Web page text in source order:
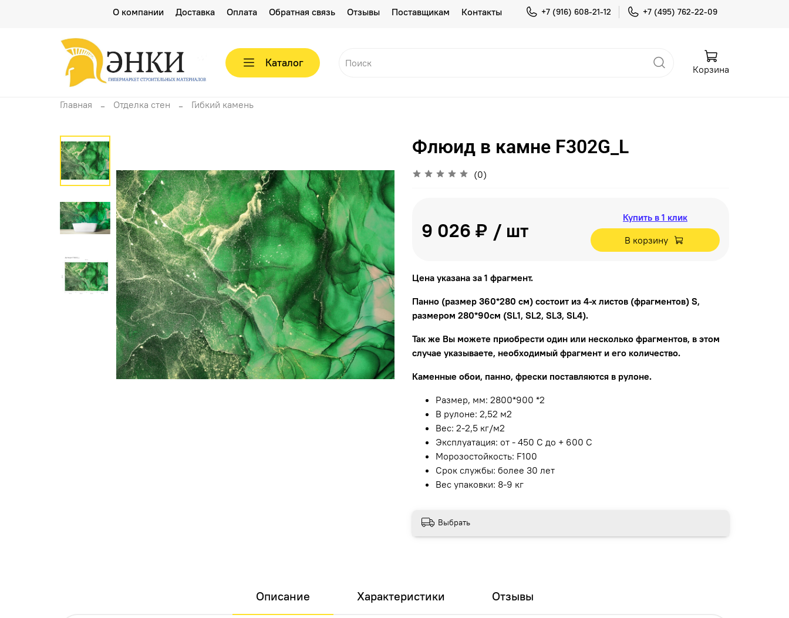
О компании Доставка Оплата Обратная связь Отзывы Поставщикам Контакты +7 (916) 608-21-12 +7 (495) 762-22-09
Каталог Корзина
Главная Отделка стен Гибкий камень
Флюид в камне F302G_L
(0)
9 026 ₽ / шт
Купить в 1 клик
В корзину
Цена указана за 1 фрагмент.
Панно (размер 360*280 см) состоит из 4-х листов (фрагментов) S,
размером 280*90см (SL1, SL2, SL3, SL4).
Так же Вы можете приобрести один или несколько фрагментов, в этом
случае указываете, необходимый фрагмент и его количество.
Каменные обои, панно, фрески поставляются в рулоне.
Размер, мм: 2800*900 *2
В рулоне: 2,52 м2
Вес: 2-2,5 кг/м2
Эксплуатация: от - 450 С до + 600 С
Морозостойкость: F100
Срок службы: более 30 лет
Вес упаковки: 8-9 кг
Выбрать
Описание Характеристики Отзывы